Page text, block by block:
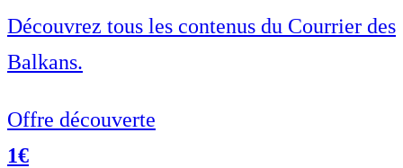
Découvrez tous les contenus du Courrier des
Balkans.
Offre découverte
1€